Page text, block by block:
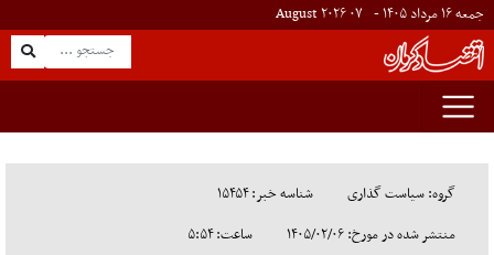
جمعه ۱۶ مرداد ۱۴۰۵ - ۰۷۲۰۲۶
گروه: سیاست گذاری
شناسه خبر: ۱۵۴۵۴
منتشر شده در مورخ: ۱۴۰۵/۰۲/۰۶
ساعت: ۵:۵۴